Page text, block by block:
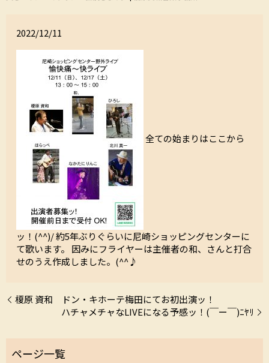
2022/12/11
全ての始まりはここから
ッ！(^^)/ 約5年ぶりぐらいに尼崎ショッピングセンターに
て歌います。 因みにフライヤーは主催者の和、さんと打合
せのうえ作成しました。(^^♪
榎原 資和 ドン・キホーテ梅田にてお初出演ッ！
ハチャメチャなLIVEになる予感ッ！(￣ー￣)ﾆﾔﾘ